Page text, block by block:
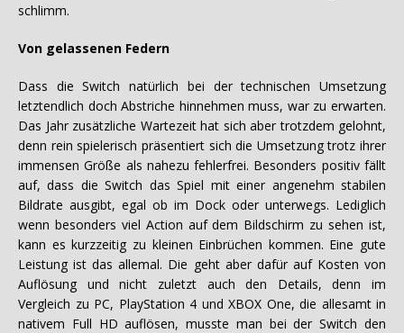
schlimm.
Von gelassenen Federn
Dass die Switch natürlich bei der technischen Umsetzung
letztendlich doch Abstriche hinnehmen muss, war zu erwarten.
Das Jahr zusätzliche Wartezeit hat sich aber trotzdem gelohnt,
denn rein spielerisch präsentiert sich die Umsetzung trotz ihrer
immensen Größe als nahezu fehlerfrei. Besonders positiv fällt
auf, dass die Switch das Spiel mit einer angenehm stabilen
Bildrate ausgibt, egal ob im Dock oder unterwegs. Lediglich
wenn besonders viel Action auf dem Bildschirm zu sehen ist,
kann es kurzzeitig zu kleinen Einbrüchen kommen. Eine gute
Leistung ist das allemal. Die geht aber dafür auf Kosten von
Auflösung und nicht zuletzt auch den Details, denn im
Vergleich zu PC, PlayStation 4 und XBOX One, die allesamt in
nativem Full HD auflösen, musste man bei der Switch den